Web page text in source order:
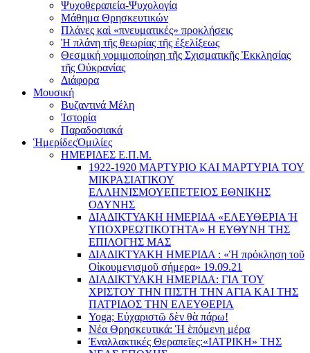
Ψυχοθεραπεία-Ψυχολογία
Μάθημα Θρησκευτικών
Πλάνες καὶ «πνευματικές» προκλήσεις
Ἡ πλάνη τῆς θεωρίας τῆς ἐξελίξεως
Θεσμική νομιμοποίηση τῆς Σχισματικῆς Ἐκκλησίας
τῆς Οὐκρανίας
Διάφορα
Μουσική
Βυζαντινά Μέλη
Ἰστορία
Παραδοσιακά
ἩμερίδεςὉμιλίες
ΗΜΕΡΙΔΕΣ Ε.Π.Μ.
1922-1920 ΜΑΡΤΥΡΙΟ ΚΑI ΜΑΡΤΥΡIΑ ΤΟΥ
ΜΙΚΡΑΣΙΑΤΙΚΟΥ
EΛΛΗΝΙΣΜΟΥEΠEΤΕΙΟΣ EΘΝΙΚHΣ
O∆YΝΗΣ
ΔΙΑΔΙΚΤΥΑΚΗ ΗΜΕΡΙΔΑ «EΛΕΥΘΕΡΙΑ Ή
YΠΟΧΡΕΩΤΙΚΟΤΗΤΑ» Η ΕΥΘΥΝΗ ΤΗΣ
EΠΙΛΟΓΗΣ ΜΑΣ
ΔΙΑΔΙΚΤΥΑΚΗ ΗΜΕΡΙΔΑ : «Ἡ πρόκληση τοῦ
Οἰκουμενισμοῦ σήμερα» 19.09.21
ΔΙΑΔΙΚΤΥΑΚΗ ΗΜΕΡΙΔΑ: ΓΙΑ ΤΟΥ
ΧΡΙΣΤΟΥ ΤΗΝ ΠΙΣΤΗ ΤΗΝ ΑΓΙΑ ΚΑΙ ΤΗΣ
ΠΑΤΡΙΔΟΣ ΤΗΝ ΕΛΕΥΘΕΡΙΑ
Yoga; Εὐχαριστῶ δὲν θὰ πάρω!
Νέα Θρησκευτικά: Ἡ ἑπόμενη μέρα
Ἐναλλακτικές Θεραπεῖες:«ΙΑΤΡΙΚΗ» ΤΗΣ